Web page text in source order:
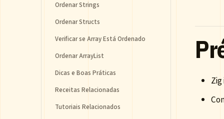
Ordenar Strings
Ordenar Structs
Verificar se Array Está Ordenado
Ordenar ArrayList
Dicas e Boas Práticas
Receitas Relacionadas
Tutoriais Relacionados